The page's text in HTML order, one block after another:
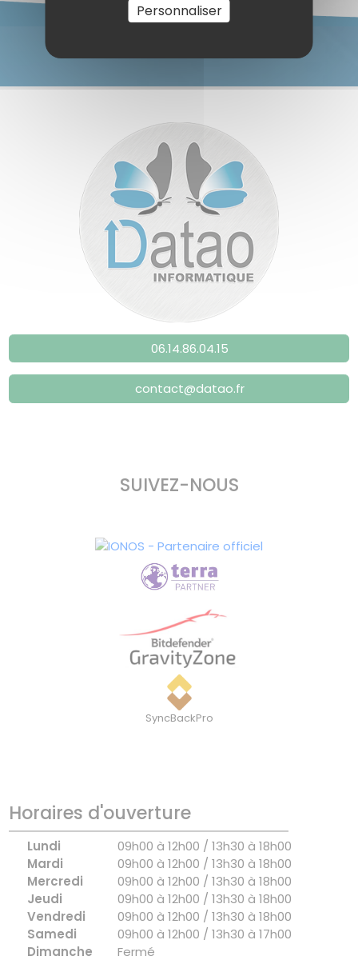
06.14.86.04.15
contact@datao.fr
SUIVEZ-NOUS
SyncBackPro
Horaires d'ouverture
Lundi
09h00 à 12h00 / 13h30 à 18h00
Mardi
09h00 à 12h00 / 13h30 à 18h00
Mercredi
09h00 à 12h00 / 13h30 à 18h00
Jeudi
09h00 à 12h00 / 13h30 à 18h00
Vendredi
09h00 à 12h00 / 13h30 à 18h00
Samedi
09h00 à 12h00 / 13h30 à 17h00
Dimanche
Fermé
Personnaliser